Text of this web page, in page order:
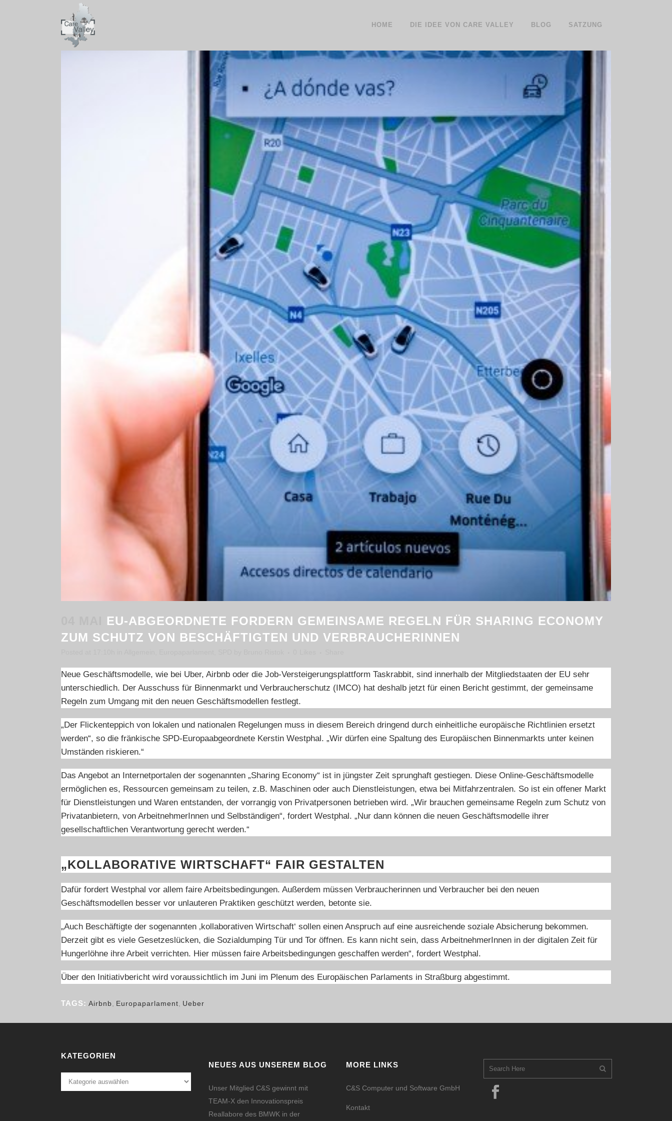
HOME DIE IDEE VON CARE VALLEY BLOG SATZUNG
EU-ABGEORDNETE FORDERN GEMEINSAME REGELN FÜR SHARING ECONOMY
ZUM SCHUTZ VON BESCHÄFTIGTEN UND VERBRAUCHERINNEN
Neue Geschäftsmodelle, wie bei Uber, Airbnb oder die Job-Versteigerungsplattform Taskrabbit, sind innerhalb der Mitgliedstaaten der EU sehr
unterschiedlich. Der Ausschuss für Binnenmarkt und Verbraucherschutz (IMCO) hat deshalb jetzt für einen Bericht gestimmt, der gemeinsame
Regeln zum Umgang mit den neuen Geschäftsmodellen festlegt.
„Der Flickenteppich von lokalen und nationalen Regelungen muss in diesem Bereich dringend durch einheitliche europäische Richtlinien ersetzt
werden“, so die fränkische SPD-Europaabgeordnete Kerstin Westphal. „Wir dürfen eine Spaltung des Europäischen Binnenmarkts unter keinen
Umständen riskieren.“
Das Angebot an Internetportalen der sogenannten „Sharing Economy“ ist in jüngster Zeit sprunghaft gestiegen. Diese Online-Geschäftsmodelle
ermöglichen es, Ressourcen gemeinsam zu teilen, z.B. Maschinen oder auch Dienstleistungen, etwa bei Mitfahrzentralen. So ist ein offener Markt
für Dienstleistungen und Waren entstanden, der vorrangig von Privatpersonen betrieben wird. „Wir brauchen gemeinsame Regeln zum Schutz von
Privatanbietern, von ArbeitnehmerInnen und Selbständigen“, fordert Westphal. „Nur dann können die neuen Geschäftsmodelle ihrer
gesellschaftlichen Verantwortung gerecht werden.“
„KOLLABORATIVE WIRTSCHAFT“ FAIR GESTALTEN
Dafür fordert Westphal vor allem faire Arbeitsbedingungen. Außerdem müssen Verbraucherinnen und Verbraucher bei den neuen
Geschäftsmodellen besser vor unlauteren Praktiken geschützt werden, betonte sie.
„Auch Beschäftigte der sogenannten ‚kollaborativen Wirtschaft‘ sollen einen Anspruch auf eine ausreichende soziale Absicherung bekommen.
Derzeit gibt es viele Gesetzeslücken, die Sozialdumping Tür und Tor öffnen. Es kann nicht sein, dass ArbeitnehmerInnen in der digitalen Zeit für
Hungerlöhne ihre Arbeit verrichten. Hier müssen faire Arbeitsbedingungen geschaffen werden“, fordert Westphal.
Über den Initiativbericht wird voraussichtlich im Juni im Plenum des Europäischen Parlaments in Straßburg abgestimmt.
TAGS: Airbnb Europaparlament Ueber
KATEGORIEN
Kategorien
NEUES AUS UNSEREM BLOG
Unser Mitglied C&S gewinnt mit
TEAM-X den Innovationspreis
Reallabore des BMWK in der
MORE LINKS
C&S Computer und Software GmbH
Kontakt